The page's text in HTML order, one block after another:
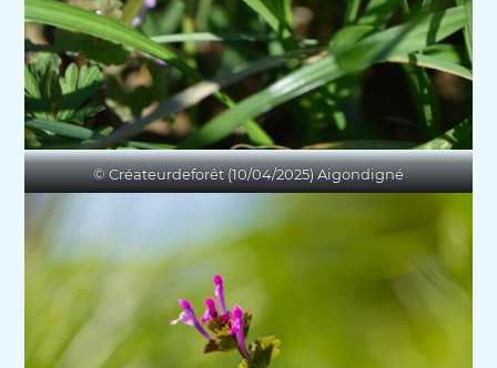
© Créateurdeforêt (10/04/2025) Aigondigné